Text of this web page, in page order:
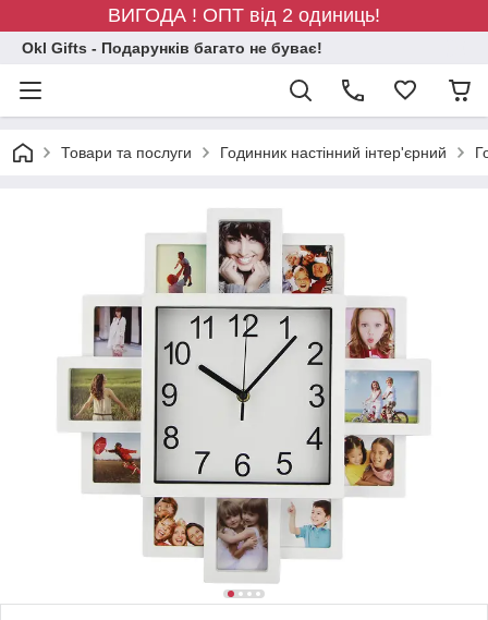
ВИГОДА ! ОПТ від 2 одиниць!
Okl Gifts - Подарунків багато не буває!
Товари та послуги Годинник настінний інтер'єрний